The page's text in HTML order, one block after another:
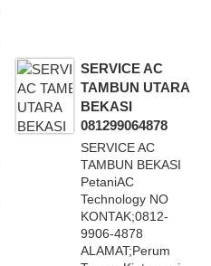
SERVICE AC
TAMBUN UTARA
BEKASI
081299064878
SERVICE AC
TAMBUN BEKASI
PetaniAC
Technology NO
KONTAK;0812-
9906-4878
ALAMAT;Perum